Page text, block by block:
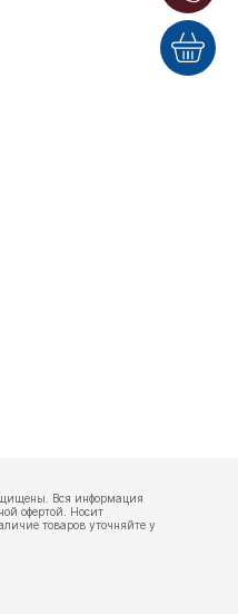
Вся информация
офертой. Носит
товаров уточняйте у